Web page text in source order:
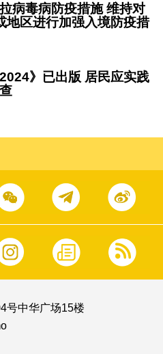
病毒病防疫措施 维持对
地区进行加强入境防疫措
》已出版 居民应实践
号中华广场15楼